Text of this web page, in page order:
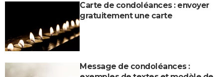
Carte de condoléances : envoyer
gratuitement une carte
Message de condoléances :